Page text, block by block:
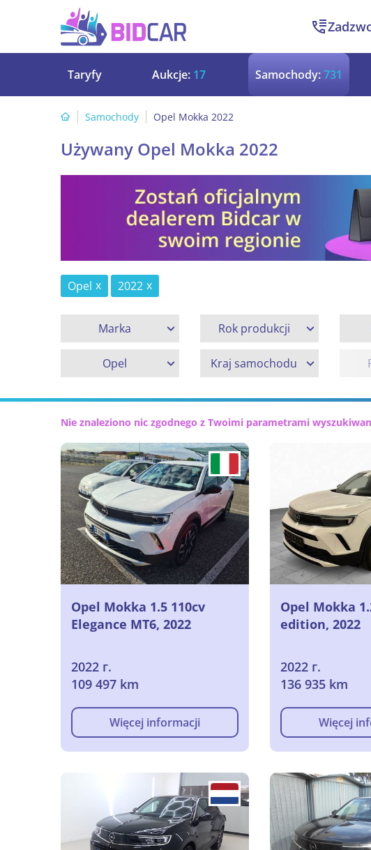
Taryfy Aukcje: 17 Samochody:731
Samochody Opel Mokka 2022
Używany Opel Mokka 2022
Opel 2022
Marka
Opel
Rok produkcji
Kraj samochodu
Nie znaleziono nic zgodnego z Twoimi parametrami
Opel Mokka 1.5 110cv
Elegance MT6, 2022
2022 г.
109 497 km
Więcej informacji
Opel Mokka
edition, 2022
2022 г.
136 935 km
Więcej